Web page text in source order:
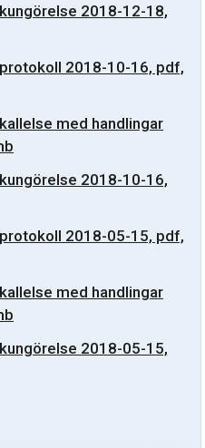
2018-12-18,
2018-10-16, pdf,
med handlingar
2018-10-16,
2018-05-15, pdf,
med handlingar
2018-05-15,